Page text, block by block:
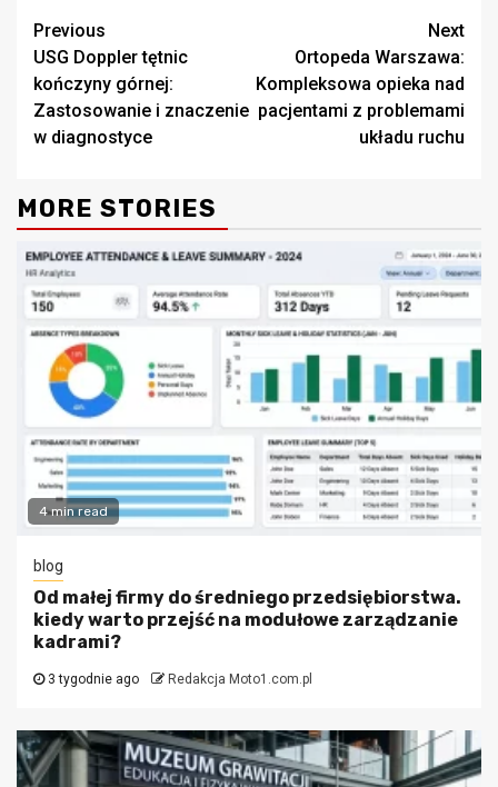
Continue
Reading
Previous
USG Doppler tętnic
kończyny górnej:
Zastosowanie i znaczenie
w diagnostyce
Next
Ortopeda Warszawa:
Kompleksowa opieka nad
pacjentami z problemami
układu ruchu
MORE STORIES
4 min read
blog
Od małej firmy do średniego przedsiębiorstwa.
kiedy warto przejść na modułowe zarządzanie
kadrami?
3 tygodnie ago Redakcja Moto1.com.pl